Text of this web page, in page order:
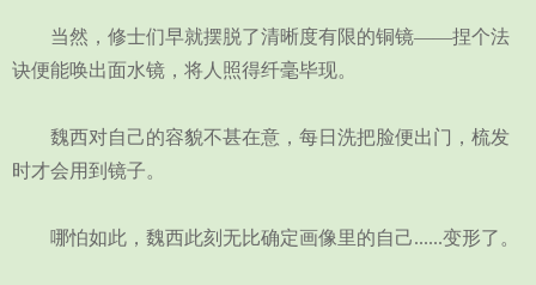
当然，修士们早就摆脱了清晰度有限的铜镜——捏个法
诀便能唤出面水镜，将人照得纤毫毕现。
魏西对自己的容貌不甚在意，每日洗把脸便出门，梳发
时才会用到镜子。
哪怕如此，魏西此刻无比确定画像里的自己......变形了。